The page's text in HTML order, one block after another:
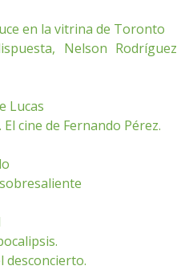
en la vitrina de Toronto
Nelson Rodríguez
Lucas
cine de Fernando Pérez.
desconcierto.